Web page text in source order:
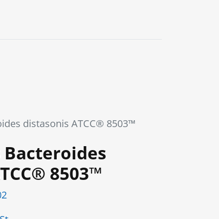
distasonis ATCC® 8503™
Bacteroides
8503™